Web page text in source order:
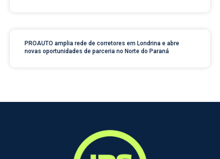
PROAUTO amplia rede de corretores em Londrina e abre
novas oportunidades de parceria no Norte do Paraná